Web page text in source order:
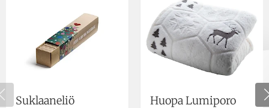
Suklaaneliö
Huopa Lumiporo